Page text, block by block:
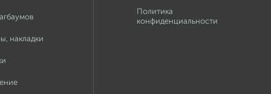
накладки
Политика
конфиденциальности